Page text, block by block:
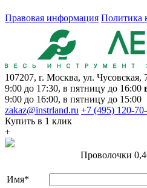
Правовая информация Политика
107207, г. Москва, ул. Чусовская,
9:00 до 17:30, в пятницу до 16:00
9:00 до 16:00, в пятницу до 15:00
zakaz@instrland.ru +7 (495) 120-
Купить в 1 клик
+
Проволочки
Имя*